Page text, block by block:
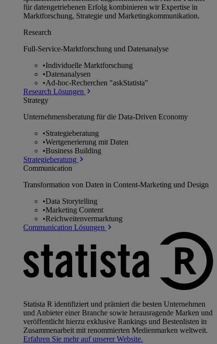
für datengetriebenen Erfolg kombinieren wir Expertise in
Marktforschung, Strategie und Marketingkommunikation.
Research
Full-Service-Marktforschung und Datenanalyse
•Individuelle Marktforschung
•Datenanalysen
•Ad-hoc-Recherchen "askStatista"
Research Lösungen
Strategy
Unternehmens­beratung für die Data-Driven Economy
•Strategieberatung
•Wertgenerierung mit Daten
•Business Building
Strategieberatung
Communication
Transformation von Daten in Content-Marketing und Design
•Data Storytelling
•Marketing Content
•Reichweitenvermarktung
Communication Lösungen
Statista R identifiziert und prämiert die besten Unternehmen
und Anbieter einer Branche sowie herausragende Marken und
veröffentlicht hierzu exklusive Rankings und Bestenlisten in
Zusammenarbeit mit renommierten Medienmarken weltweit.
Erfahren Sie mehr auf unserer Website.